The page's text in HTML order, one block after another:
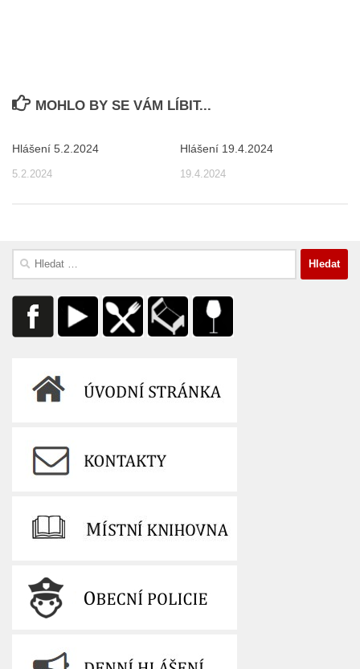
MOHLO BY SE VÁM LÍBIT...
Hlášení 5.2.2024
5.2.2024
Hlášení 19.4.2024
19.4.2024
Vyhledávání